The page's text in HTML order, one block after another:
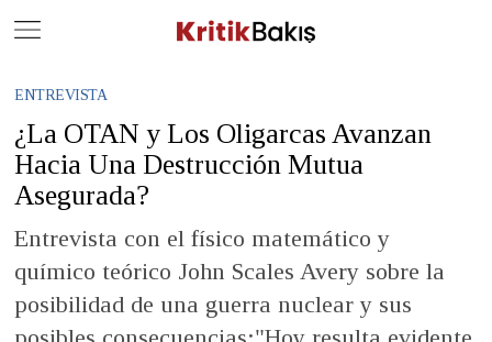
ENTREVISTA
¿La OTAN y Los Oligarcas Avanzan
Hacia Una Destrucción Mutua
Asegurada?
Entrevista con el físico matemático y
químico teórico John Scales Avery sobre la
posibilidad de una guerra nuclear y sus